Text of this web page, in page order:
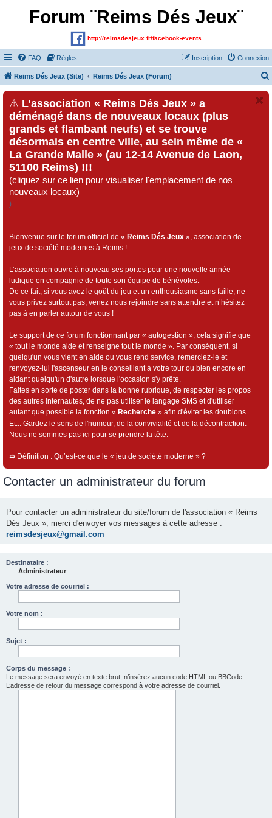
Forum ¨Reims Dés Jeux¨
http://reimsdesjeux.fr/facebook-events
FAQ Règles Connexion
Inscription
Reims Dés Jeux (Site) Reims Dés Jeux (Forum)
⚠ L’association « Reims Dés Jeux » a
déménagé dans de nouveaux locaux (plus
grands et flambant neufs) et se trouve
désormais en centre ville, au sein même de «
La Grande Malle » (au 12-14 Avenue de Laon,
51100 Reims) !!!
(cliquez sur ce lien pour visualiser l'emplacement de nos
nouveaux locaux)
)
Bienvenue sur le forum officiel de « Reims Dés Jeux », association de
jeux de société modernes à Reims !
L’association ouvre à nouveau ses portes pour une nouvelle année
ludique en compagnie de toute son équipe de bénévoles.
De ce fait, si vous avez le goût du jeu et un enthousiasme sans faille, ne
vous privez surtout pas, venez nous rejoindre sans attendre et n’hésitez
pas à en parler autour de vous !
Le support de ce forum fonctionnant par « autogestion », cela signifie que
« tout le monde aide et renseigne tout le monde ». Par conséquent, si
quelqu'un vous vient en aide ou vous rend service, remerciez-le et
renvoyez-lui l'ascenseur en le conseillant à votre tour ou bien encore en
aidant quelqu'un d'autre lorsque l'occasion s'y prête.
Faites en sorte de poster dans la bonne rubrique, de respecter les propos
des autres internautes, de ne pas utiliser le langage SMS et d'utiliser
autant que possible la fonction « Recherche » afin d'éviter les doublons.
Et... Gardez le sens de l'humour, de la convivialité et de la décontraction.
Nous ne sommes pas ici pour se prendre la tête.
➯ Définition : Qu’est-ce que le « jeu de société moderne » ?
Contacter un administrateur du forum
Pour contacter un administrateur du site/forum de l'association « Reims
Dés Jeux », merci d'envoyer vos messages à cette adresse :
reimsdesjeux@gmail.com
Destinataire :
Administrateur
Votre adresse de courriel :
Votre nom :
Sujet :
Corps du message :
Le message sera envoyé en texte brut, n’insérez aucun code HTML ou BBCode.
L’adresse de retour du message correspond à votre adresse de courriel.